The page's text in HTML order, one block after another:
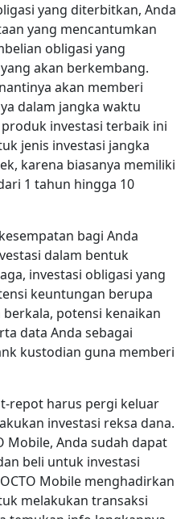
yang diterbitkan, Anda
yang mencantumkan
obligasi yang
akan berkembang.
akan memberi
dalam jangka waktu
investasi terbaik ini
jenis investasi jangka
karena biasanya memiliki
1 tahun hingga 10
bagi Anda
dalam bentuk
investasi obligasi yang
keuntungan berupa
potensi kenaikan
data Anda sebagai
kustodian guna memberi
repot harus pergi keluar
investasi reksa dana.
Mobile, Anda sudah dapat
beli untuk investasi
Mobile menghadirkan
melakukan transaksi